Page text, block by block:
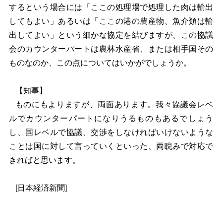
するという場合には「ここの処理場で処理した肉は輸出
してもよい」あるいは「ここの港の農産物、魚介類は輸
出してよい」という細かな協定を結びますが、この協議
会のカウンターパートは農林水産省、または相手国その
ものなのか、この点についてはいかがでしょうか。
【知事】
ものにもよりますが、両面あります。我々協議会レベ
ルでカウンターパートになりうるものもあるでしょう
し、国レベルで協議、交渉をしなければいけないような
ことは国に対して言っていくといった、両睨みで対応で
きればと思います。
[日本経済新聞]